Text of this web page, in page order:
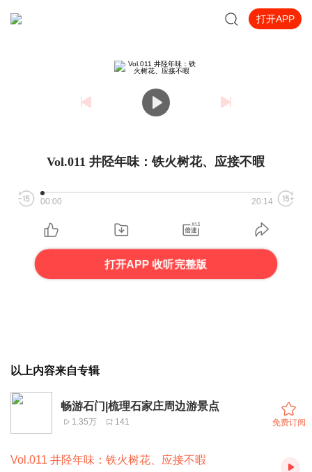
打开APP
Vol.011 井陉年味：铁火树花、应接不暇
00:00 20:14
打开APP 收听完整版
以上内容来自专辑
畅游石门|梳理石家庄周边游景点
1.35万 141 免费订阅
Vol.011 井陉年味：铁火树花、应接不暇